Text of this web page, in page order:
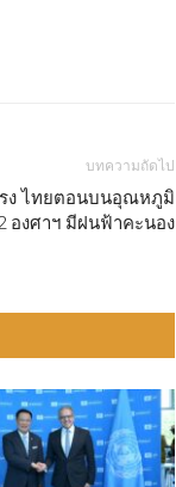
บทความถัดไป
รง ไทยตอนบนอุณหภูมิ
องศาฯ มีฝนฟ้าคะนอง